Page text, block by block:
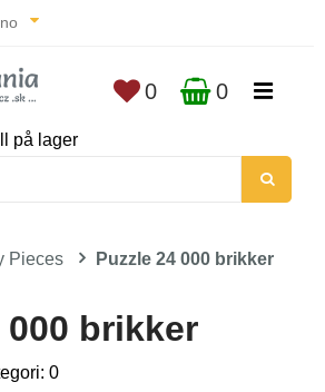
på lager
0 0
Pieces Puzzle 24 000 brikker
000 brikker
0